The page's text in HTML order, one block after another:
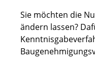
Sie möchten die
ändern lassen?